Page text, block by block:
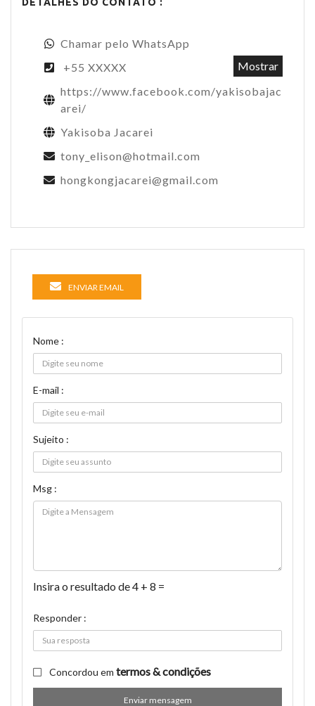
Chamar pelo WhatsApp
+55 XXXXX
Mostrar
https://www.facebook.com/yakisobajac
arei/
Yakisoba Jacarei
tony_elison@hotmail.com
hongkongjacarei@gmail.com
ENVIAR EMAIL
Nome :
E-mail :
Sujeito :
Msg :
Insira o resultado de 4 + 8 =
Responder :
Concordou em termos & condições
Enviar mensagem